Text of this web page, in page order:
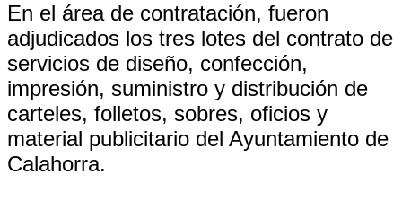
En el área de contratación, fueron
adjudicados los tres lotes del contrato de
servicios de diseño, confección,
impresión, suministro y distribución de
carteles, folletos, sobres, oficios y
material publicitario del Ayuntamiento de
Calahorra.